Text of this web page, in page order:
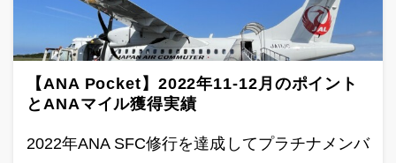
【ANA Pocket】2022年11‐12月のポイント
とANAマイル獲得実績
2022年ANA SFC修行を達成してプラチナメンバ